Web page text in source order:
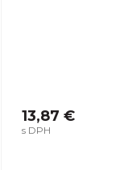
13,87 €
s DPH